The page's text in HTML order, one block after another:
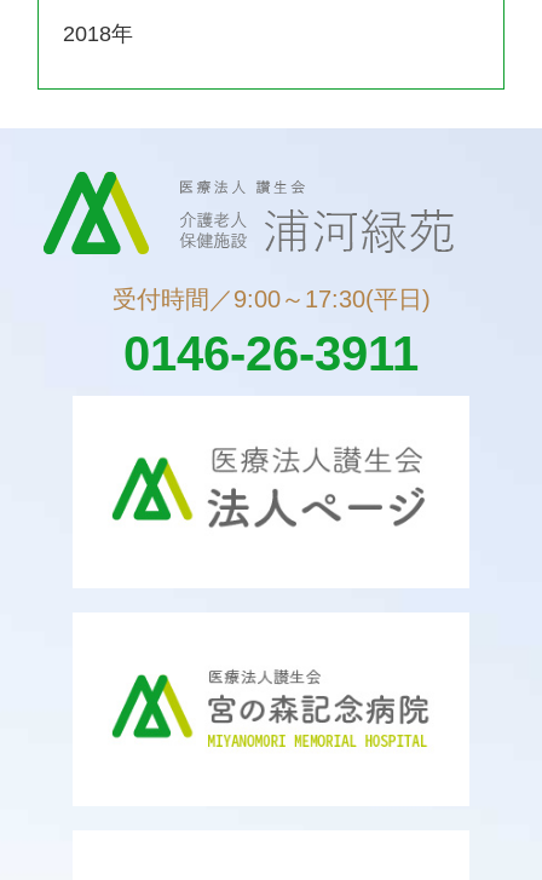
2018
受付時間／9:00～17:30(平日)
0146-26-3911